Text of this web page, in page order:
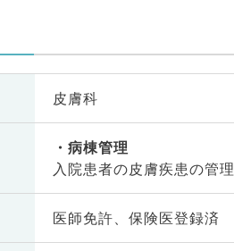
皮膚科
病棟管理
入院患者の皮膚疾患の管理
医師免許、保険医登録済